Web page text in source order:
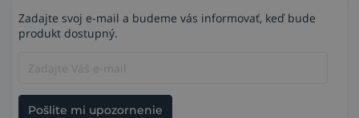
Zadajte svoj e-mail a budeme vás informovať, keď bude
produkt dostupný.
Pošlite mi upozornenie